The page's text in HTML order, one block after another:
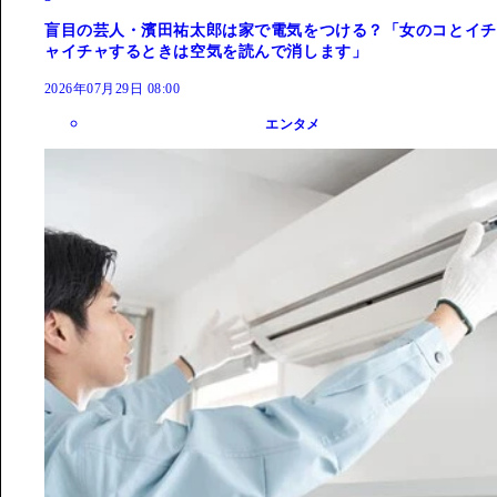
盲目の芸人・濱田祐太郎は家で電気をつける？「女のコとイチ
ャイチャするときは空気を読んで消します」
2026年07月29日 08:00
エンタメ